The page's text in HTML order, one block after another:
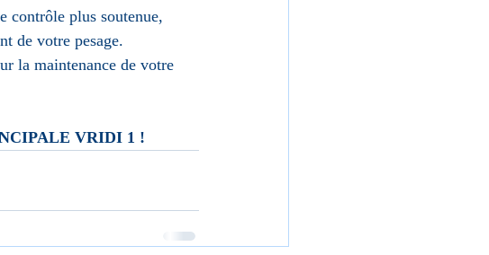
contrôle plus soutenue,
de votre pesage.
la maintenance de votre
VRIDI 1 !